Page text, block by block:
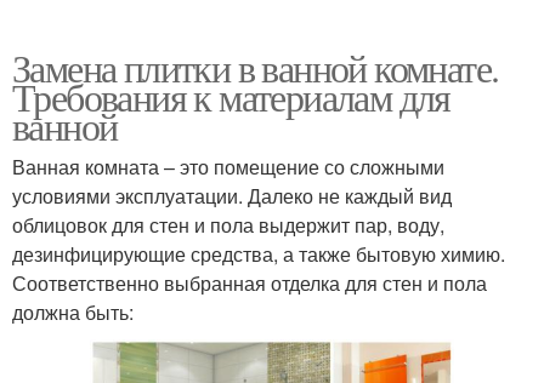
Замена плитки в ванной комнате.
Требования к материалам для
ванной
Ванная комната – это помещение со сложными
условиями эксплуатации. Далеко не каждый вид
облицовок для стен и пола выдержит пар, воду,
дезинфицирующие средства, а также бытовую химию.
Соответственно выбранная отделка для стен и пола
должна быть: